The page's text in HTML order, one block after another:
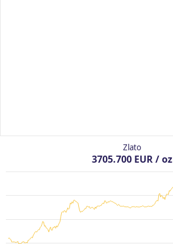
Zlato
3705.700 EUR / oz